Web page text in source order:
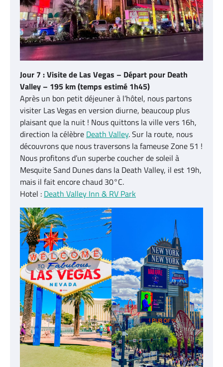
Jour 7 : Visite de Las Vegas – Départ pour Death
Valley – 195 km (temps estimé 1h45)
Après un bon petit déjeuner à l’hôtel, nous partons
visiter Las Vegas en version diurne, beaucoup plus
plaisant que la nuit ! Nous quittons la ville vers 16h,
direction la célèbre Death Valley. Sur la route, nous
découvrons que nous traversons la fameuse Zone 51 !
Nous profitons d’un superbe coucher de soleil à
Mesquite Sand Dunes dans la Death Valley, il est 19h,
mais il fait encore chaud 30°C.
Hotel : Death Valley Inn & RV Park